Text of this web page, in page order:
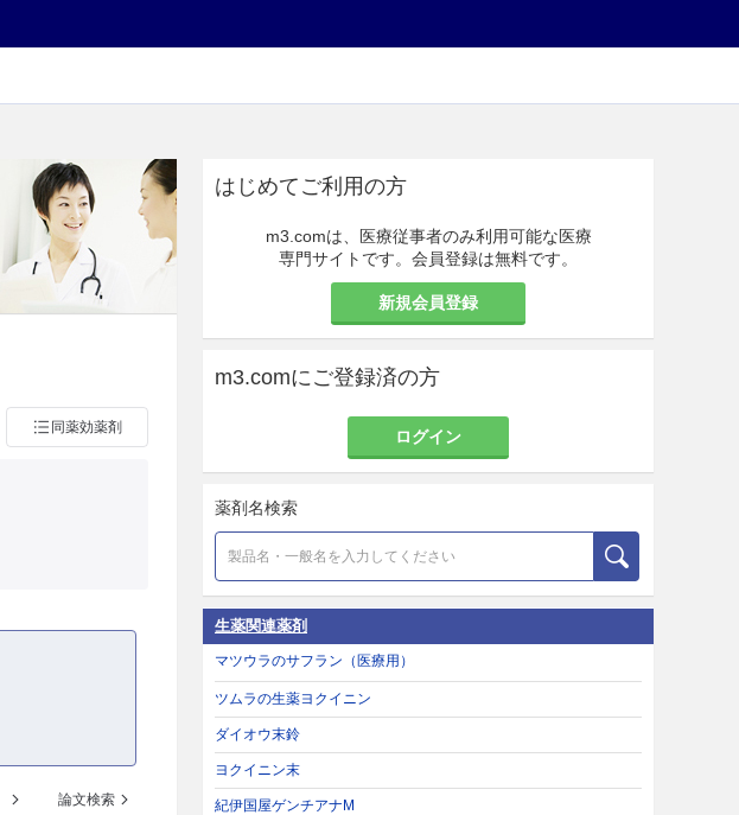
同薬効薬剤
論文検索
はじめてご利用の方
m3.comは、医療従事者のみ利用可能な医療
専門サイトです。会員登録は無料です。
新規会員登録
m3.comにご登録済の方
ログイン
薬剤名検索
生薬関連薬剤
マツウラのサフラン（医療用）
ツムラの生薬ヨクイニン
ダイオウ末鈴
ヨクイニン末
紀伊国屋ゲンチアナM